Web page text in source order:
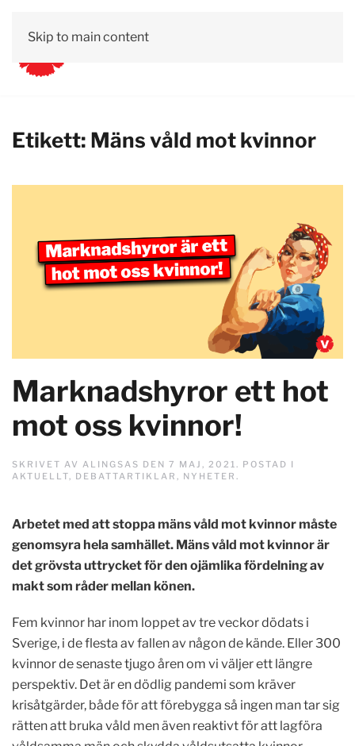
Skip to main content
Etikett: Mäns våld mot kvinnor
Marknadshyror ett hot
mot oss kvinnor!
SKRIVET AV ALINGSAS DEN 7 MAJ, 2021. POSTAD I
AKTUELLT, DEBATTARTIKLAR , NYHETER .
Arbetet med att stoppa mäns våld mot kvinnor måste
genomsyra hela samhället. Mäns våld mot kvinnor är
det grövsta uttrycket för den ojämlika fördelning av
makt som råder mellan könen.
Fem kvinnor har inom loppet av tre veckor dödats i
Sverige, i de flesta av fallen av någon de kände. Eller 300
kvinnor de senaste tjugo åren om vi väljer ett längre
perspektiv. Det är en dödlig pandemi som kräver
krisåtgärder, både för att förebygga så ingen man tar sig
rätten att bruka våld men även reaktivt för att lagföra